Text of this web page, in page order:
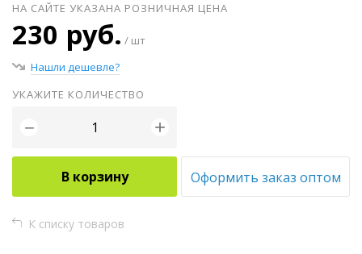
НА САЙТЕ УКАЗАНА РОЗНИЧНАЯ ЦЕНА
230 руб. / шт
Нашли дешевле?
УКАЖИТЕ КОЛИЧЕСТВО
− +
В корзину Оформить заказ оптом
К списку товаров